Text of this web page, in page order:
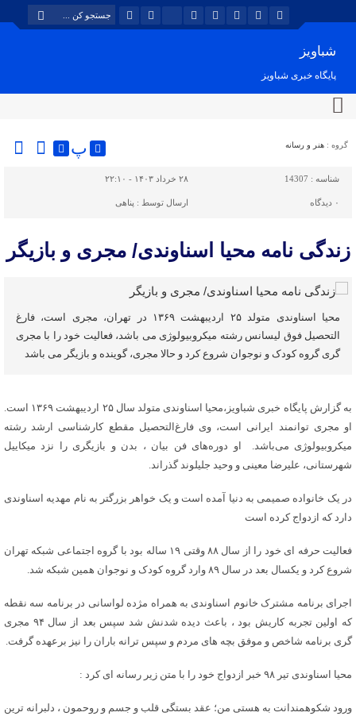
شباویز
پایگاه خبری شباویز
گروه : هنر و رسانه پ
شناسه : 14307 ۲۸ خرداد ۱۴۰۳ - ۲۲:۱۰
۰ دیدگاه ارسال توسط : پناهی
زندگی نامه محیا اسناوندی/ مجری و بازیگر
محیا اسناوندی متولد ۲۵ اردیبهشت ۱۳۶۹ در تهران، مجری است، فارغ
التحصیل فوق لیسانس رشته میکروبیولوژی می باشد، فعالیت خود را با مجری
گری گروه کودک و نوجوان شروع کرد و حالا مجری، گوینده و بازیگر می باشد
به گزارش پایگاه خبری شباویز،محیا اسناوندی متولد سال ۲۵ اردیبهشت ۱۳۶۹ است.
او مجری توانمند ایرانی است، وی فارغ‌التحصیل مقطع کارشناسی ارشد رشته
میکروبیولوژی می‌باشد. ‌ او دوره‌های فن بیان ، بدن و بازیگری را نزد میکاییل
شهرستانی، علیرضا معینی و وحید جلیلوند گذراند.
در یک خانواده صمیمی به دنیا آمده است و یک خواهر بزرگتر به نام مهدیه اسناوندی
دارد که ازدواج کرده است
فعالیت حرفه ای خود را از سال ۸۸ وقتی ۱۹ ساله بود با گروه اجتماعی شبکه تهران
شروع کرد و یکسال بعد در سال ۸۹ وارد گروه کودک و نوجوان همین شبکه شد.
اجرای برنامه مشترک خانوم اسناوندی به همراه مژده لواسانی در برنامه سه نقطه
که اولین تجربه کاریش بود ، باعث دیده شدنش شد سپس بعد از سال ۹۴ مجری
گری برنامه شاخص و موفق بچه های مردم و سپس ترانه باران را نیز برعهده گرفت.
محیا اسناوندی تیر ۹۸ خبر ازدواج خود را با متن زیر رسانه ای کرد :
ورود شکوهمندانت به هستی من؛ عقد بستگی قلب و جسم و روحمون ، دلبرانه ترین